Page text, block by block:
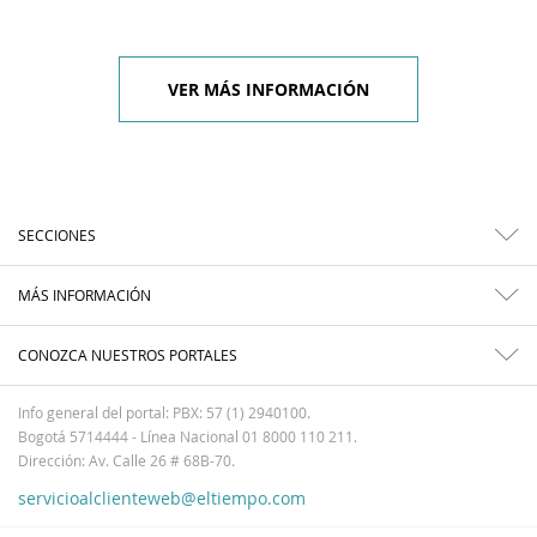
VER MÁS INFORMACIÓN
SECCIONES
MÁS INFORMACIÓN
CONOZCA NUESTROS PORTALES
Info general del portal: PBX: 57 (1) 2940100.
Bogotá 5714444 - Línea Nacional 01 8000 110 211.
Dirección: Av. Calle 26 # 68B-70.
servicioalclienteweb@eltiempo.com